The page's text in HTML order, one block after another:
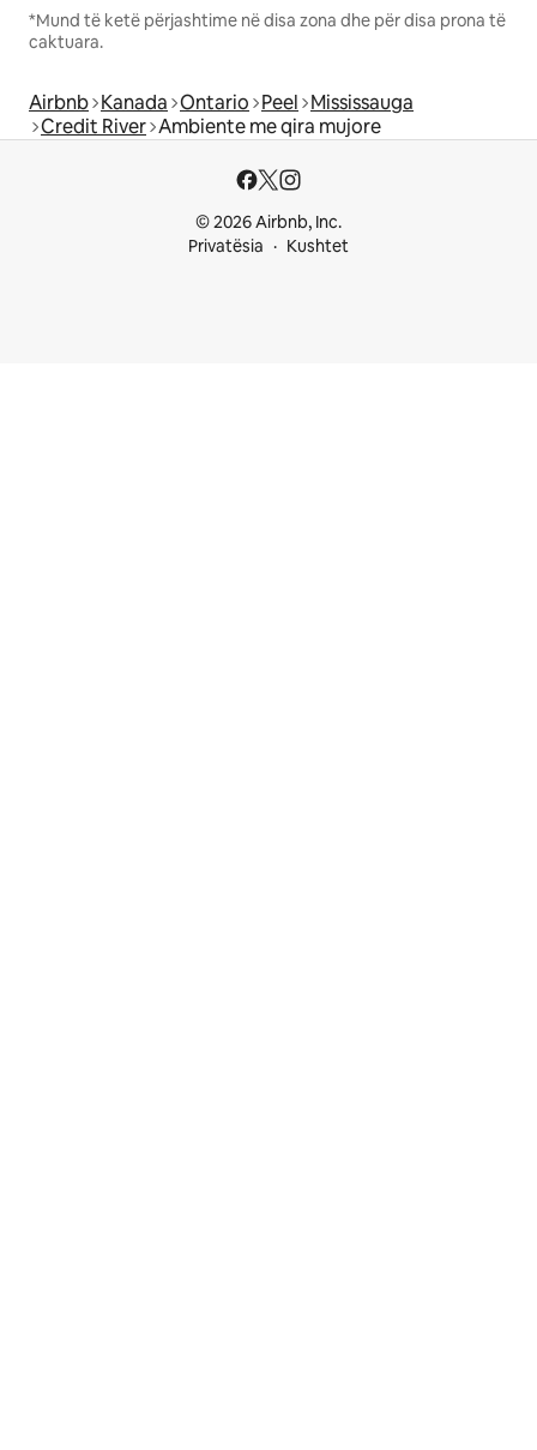
*Mund të ketë përjashtime në disa zona dhe për disa prona të
caktuara.
Airbnb Kanada Ontario Peel Mississauga
Credit River Ambiente me qira mujore
© 2026 Airbnb, Inc.
Privatësia
Kushtet